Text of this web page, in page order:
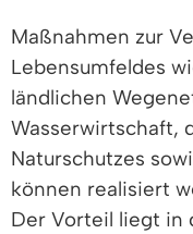
Maßnahmen zur
Lebensumfeldes
ländlichen
Wasserwirtschaft,
Naturschutzes
können realisiert
Der Vorteil liegt in